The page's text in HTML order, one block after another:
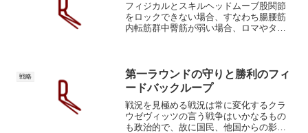
フィジカルとスキルヘッドムーブ股関節
をロックできない場合、すなわち腸腰筋
内転筋群中臀筋が弱い場合、ロマやタイ
れないように。利点...
戦略
第一ラウンドの守りと勝利のフィ
ードバックループ
戦況を見極める戦況は常に変化するクラ
ウゼヴィッツの言う戦争はいかなるもの
も政治的で、故に国民、他国からの影響